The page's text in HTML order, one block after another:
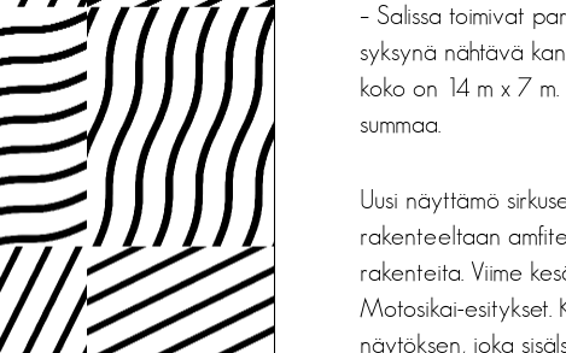
– Salissa toimivat
syksynä nähtävä
koko on 14 m x 7
summaa.
Uusi näyttämö
rakenteeltaan
rakenteita. Viime
Motosikai-esitykset.
näytöksen, joka